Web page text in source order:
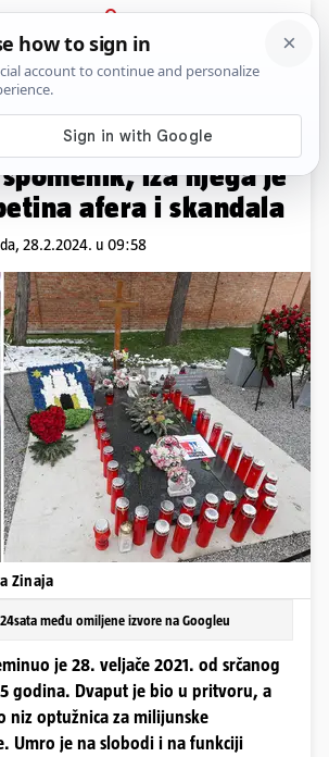
PRIJAVA
News Komentari
Bandićeve smrti:
iza njega je
afera i skandala
28.2.2024. u 09:58
Zinaja
među omiljene izvore na Googleu
je 28. veljače 2021. od srčanog
godina. Dvaput je bio u pritvoru, a
niz optužnica za milijunske
Umro je na slobodi i na funkciji